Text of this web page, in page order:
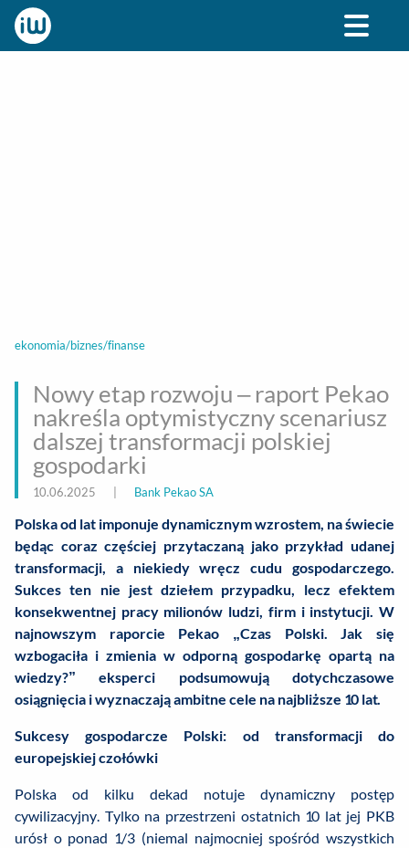
ekonomia/biznes/finanse
Nowy etap rozwoju – raport Pekao
nakreśla optymistyczny scenariusz
dalszej transformacji polskiej
gospodarki
10.06.2025 Bank Pekao SA
Polska od lat imponuje dynamicznym wzrostem, na świecie
będąc coraz częściej przytaczaną jako przykład udanej
transformacji, a niekiedy wręcz cudu gospodarczego.
Sukces ten nie jest dziełem przypadku, lecz efektem
konsekwentnej pracy milionów ludzi, firm i instytucji. W
najnowszym raporcie Pekao „Czas Polski. Jak się
wzbogaciła i zmienia w odporną gospodarkę opartą na
wiedzy?” eksperci podsumowują dotychczasowe
osiągnięcia i wyznaczają ambitne cele na najbliższe 10 lat.
Sukcesy gospodarcze Polski: od transformacji do
europejskiej czołówki
Polska od kilku dekad notuje dynamiczny postęp
cywilizacyjny. Tylko na przestrzeni ostatnich 10 lat jej PKB
urósł o ponad 1/3 (niemal najmocniej spośród wszystkich